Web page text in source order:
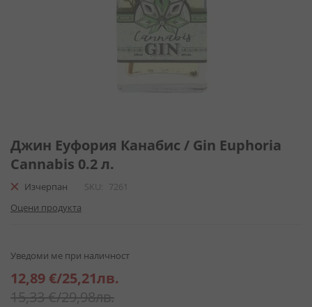
към
началото
на
галерия
снимки
Джин Еуфория Канабис / Gin Euphoria
Cannabis 0.2 л.
Изчерпан SKU
7261
Оцени продукта
Уведоми ме при наличност
Специална
цена
12,89 €/25,21лв.
15,33 €/29,98лв.